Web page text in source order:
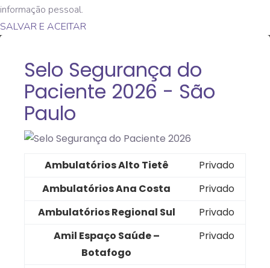
informação pessoal.
SALVAR E ACEITAR
Selo Segurança do
Paciente 2026 - São
Paulo
Ambulatórios Alto Tietê
Privado
Ambulatórios Ana Costa
Privado
Ambulatórios Regional Sul
Privado
Amil Espaço Saúde –
Botafogo
Privado